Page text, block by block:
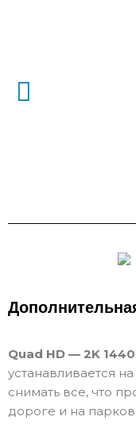
Quad HD — 2K
устанавливается
снимать все, что
дороге и на